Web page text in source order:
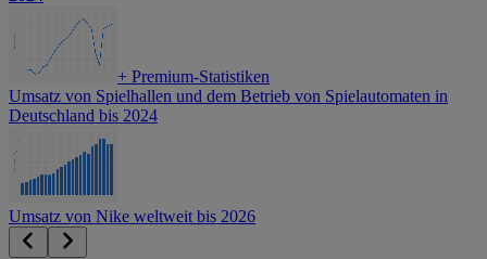
+ Premium-Statistiken
Umsatz von Spielhallen und dem Betrieb von Spielautomaten in
Deutschland bis 2024
Umsatz von Nike weltweit bis 2026